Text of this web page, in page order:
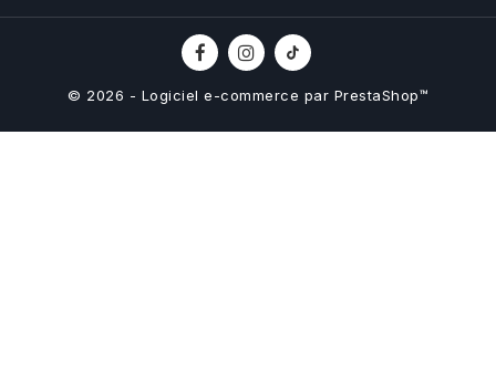
© 2026 - Logiciel e-commerce par PrestaShop™